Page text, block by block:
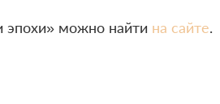
можно найти на сайте.